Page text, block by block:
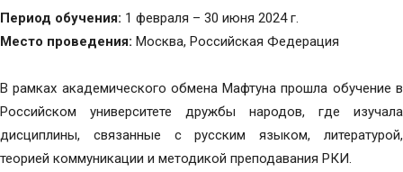
Период обучения: 1 февраля – 30 июня 2024 г.
Место проведения: Москва, Российская Федерация
В рамках академического обмена Мафтуна прошла обучение в
Российском университете дружбы народов, где изучала
дисциплины, связанные с русским языком, литературой,
теорией коммуникации и методикой преподавания РКИ.